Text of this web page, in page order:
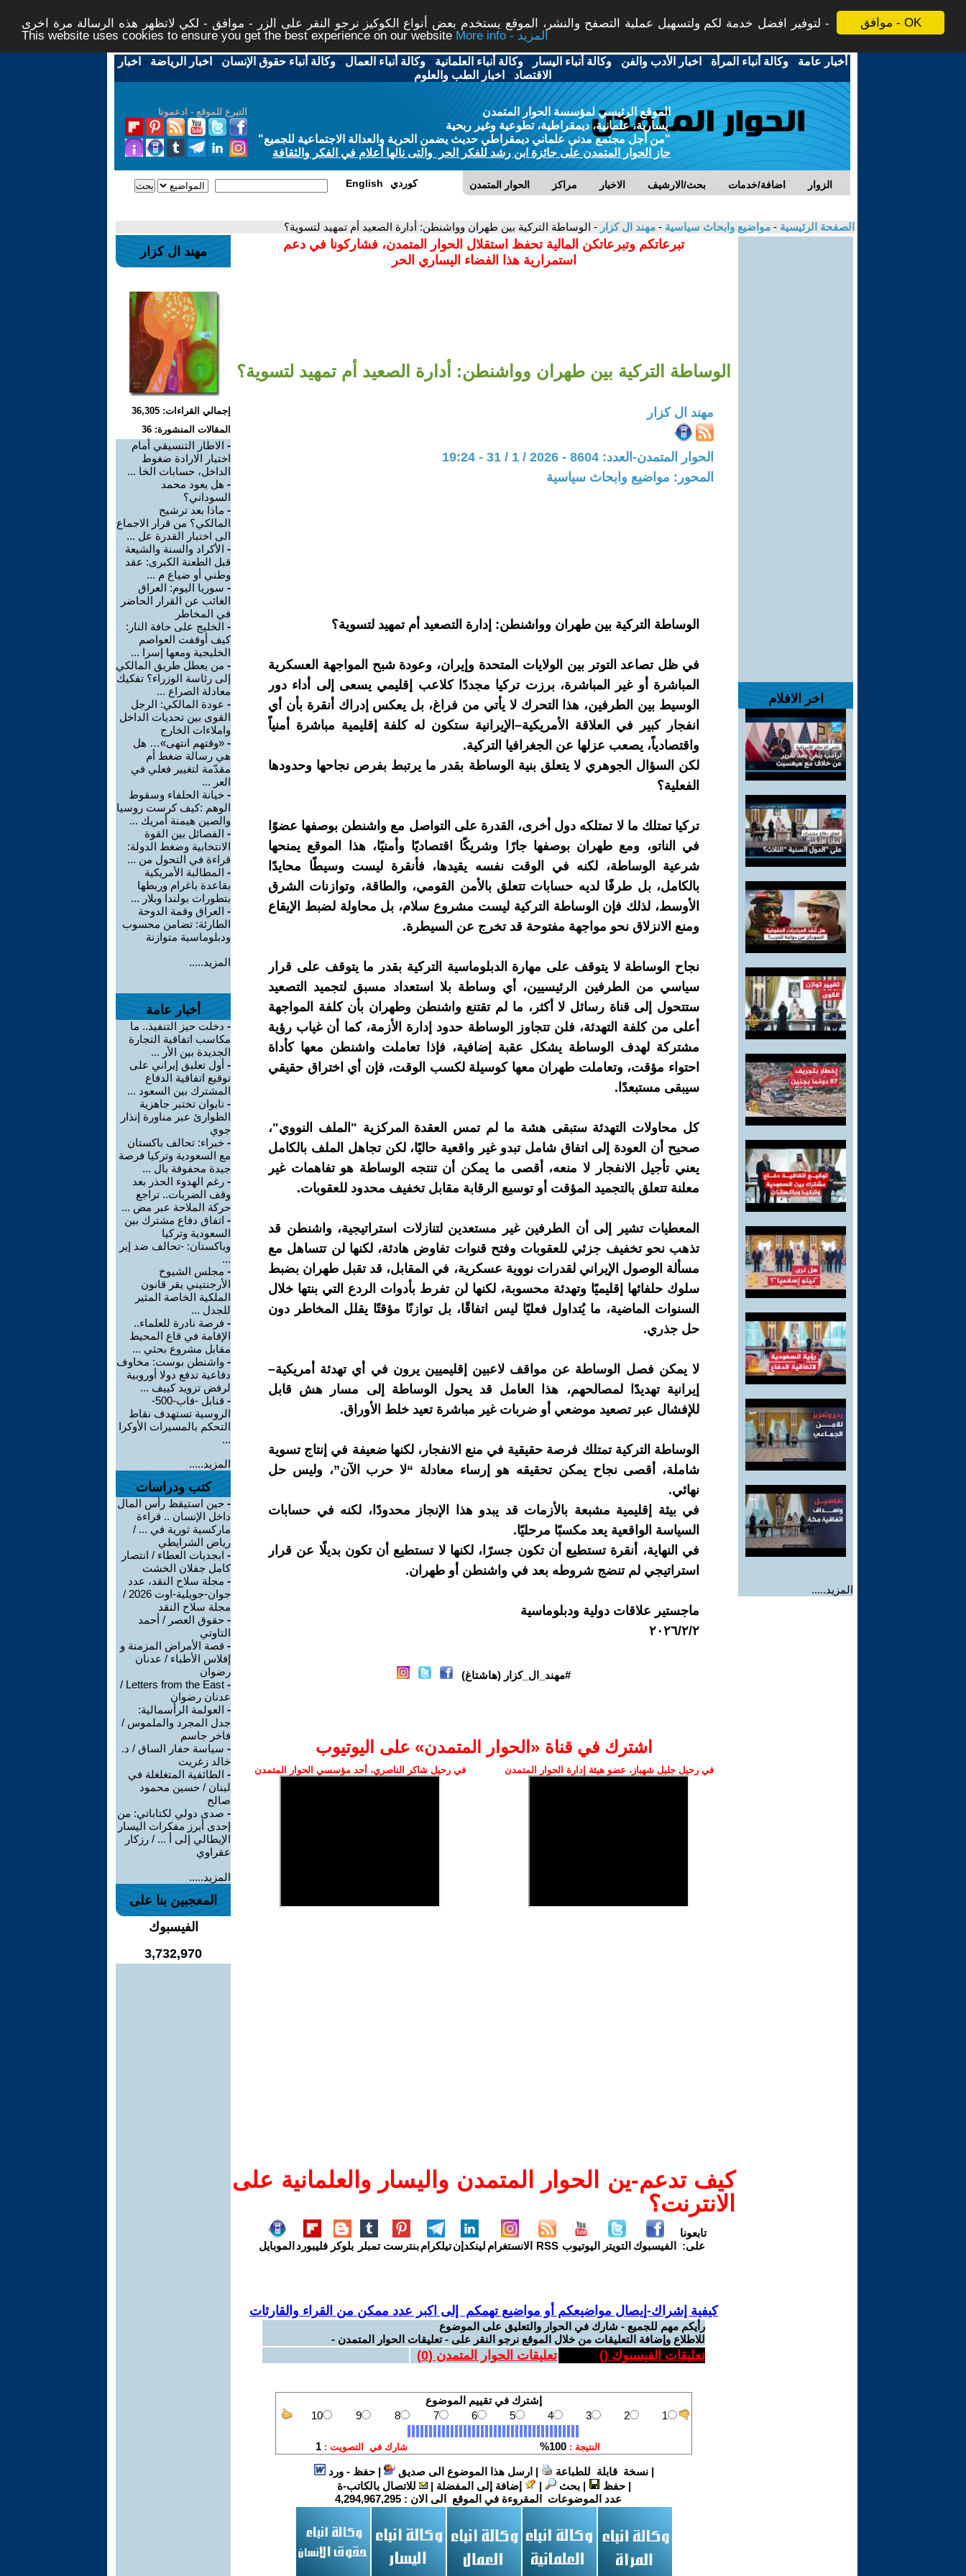
موافق - OK
لتوفير افضل خدمة لكم ولتسهيل عملية التصفح والنشر، الموقع يستخدم بعض أنواع الكوكيز نرجو النقر على الزر - موافق - لكي لاتظهر هذه الرسالة مرة اخرى -
This website uses cookies to ensure you get the best experience on our website
More info - المزيد
أخبار عامة -وكالة أنباء المرأة - اخبار الأدب والفن -وكالة أنباء اليسار -وكالة أنباء العلمانية -وكالة أنباء العمال -وكالة أنباء حقوق الإنسان - اخبار الرياضة - اخبار
الاقتصاد - اخبار الطب والعلوم
التبرع للموقع - ادعمونا
الموقع الرئيسي لمؤسسة الحوار المتمدن
يسارية، علمانية، ديمقراطية، تطوعية وغير ربحية
"من أجل مجتمع مدني علماني ديمقراطي حديث يضمن الحرية والعدالة الاجتماعية للجميع"
حاز الحوار المتمدن على جائزة ابن رشد للفكر الحر والتى نالها أعلام في الفكر والثقافة
الحوار المتمدن مراكز الاخبار بحث/الارشيف اضافة/خدمات الزوار English كوردي
الصفحة الرئيسية - مواضيع وابحاث سياسية - مهند ال كزار - الوساطة التركية بين طهران وواشنطن: أدارة الصعيد أم تمهيد لتسوية؟
اخر الافلام
المزيد.....
تبرعاتكم وتبرعاتكن المالية تحفظ استقلال الحوار المتمدن، فشاركونا في دعم
استمرارية هذا الفضاء اليساري الحر
الوساطة التركية بين طهران وواشنطن: أدارة الصعيد أم تمهيد لتسوية؟
مهند ال كزار
الحوار المتمدن-العدد: 8604 - 2026 / 1 / 31 - 19:24
المحور: مواضيع وابحاث سياسية
الوساطة التركية بين طهران وواشنطن: إدارة التصعيد أم تمهيد لتسوية؟
في ظل تصاعد التوتر بين الولايات المتحدة وإيران، وعودة شبح المواجهة العسكرية
المباشرة أو غير المباشرة، برزت تركيا مجددًا كلاعب إقليمي يسعى إلى أداء دور
الوسيط بين الطرفين، هذا التحرك لا يأتي من فراغ، بل يعكس إدراك أنقرة بأن أي
انفجار كبير في العلاقة الأمريكية–الإيرانية ستكون له كلفة إقليمية مباشرة أمنياً
واقتصادياً، يصعب عزلها عن الجغرافيا التركية.
لكن السؤال الجوهري لا يتعلق بنية الوساطة بقدر ما يرتبط بفرص نجاحها وحدودها
الفعلية؟
تركيا تمتلك ما لا تمتلكه دول أخرى، القدرة على التواصل مع واشنطن بوصفها عضوًا
في الناتو، ومع طهران بوصفها جارًا وشريكًا اقتصاديًا وأمنيًا، هذا الموقع يمنحها
شرعية الوساطة، لكنه في الوقت نفسه يقيدها، فأنقرة ليست وسيطًا محايدًا
بالكامل، بل طرفًا لديه حسابات تتعلق بالأمن القومي، والطاقة، وتوازنات الشرق
الأوسط، لذلك فإن الوساطة التركية ليست مشروع سلام، بل محاولة لضبط الإيقاع
ومنع الانزلاق نحو مواجهة مفتوحة قد تخرج عن السيطرة.
نجاح الوساطة لا يتوقف على مهارة الدبلوماسية التركية بقدر ما يتوقف على قرار
سياسي من الطرفين الرئيسيين، أي وساطة بلا استعداد مسبق لتجميد التصعيد
ستتحول إلى قناة رسائل لا أكثر، ما لم تقتنع واشنطن وطهران بأن كلفة المواجهة
أعلى من كلفة التهدئة، فلن تتجاوز الوساطة حدود إدارة الأزمة، كما أن غياب رؤية
مشتركة لهدف الوساطة يشكل عقبة إضافية، فإذا تعاملت واشنطن معها كأداة
احتواء مؤقت، وتعاملت طهران معها كوسيلة لكسب الوقت، فإن أي اختراق حقيقي
سيبقى مستبعدًا.
كل محاولات التهدئة ستبقى هشة ما لم تمس العقدة المركزية "الملف النووي"،
صحيح أن العودة إلى اتفاق شامل تبدو غير واقعية حاليًا، لكن تجاهل الملف بالكامل
يعني تأجيل الانفجار لا منعه، أقصى ما يمكن أن تنتجه الوساطة هو تفاهمات غير
معلنة تتعلق بالتجميد المؤقت أو توسيع الرقابة مقابل تخفيف محدود للعقوبات.
المعطيات تشير إلى أن الطرفين غير مستعدين لتنازلات استراتيجية، واشنطن قد
تذهب نحو تخفيف جزئي للعقوبات وفتح قنوات تفاوض هادئة، لكنها لن تتساهل مع
مسألة الوصول الإيراني لقدرات نووية عسكرية، في المقابل، قد تقبل طهران بضبط
سلوك حلفائها إقليميًا وتهدئة محسوبة، لكنها لن تفرط بأدوات الردع التي بنتها خلال
السنوات الماضية، ما يُتداول فعليًا ليس اتفاقًا، بل توازنًا مؤقتًا يقلل المخاطر دون
حل جذري.
لا يمكن فصل الوساطة عن مواقف لاعبين إقليميين يرون في أي تهدئة أمريكية–
إيرانية تهديدًا لمصالحهم، هذا العامل قد يحول الوساطة إلى مسار هش قابل
للإفشال عبر تصعيد موضعي أو ضربات غير مباشرة تعيد خلط الأوراق.
الوساطة التركية تمتلك فرصة حقيقية في منع الانفجار، لكنها ضعيفة في إنتاج تسوية
شاملة، أقصى نجاح يمكن تحقيقه هو إرساء معادلة “لا حرب الآن”، وليس حل
نهائي.
في بيئة إقليمية مشبعة بالأزمات قد يبدو هذا الإنجاز محدودًا، لكنه في حسابات
السياسة الواقعية يعد مكسبًا مرحليًا.
في النهاية، أنقرة تستطيع أن تكون جسرًا، لكنها لا تستطيع أن تكون بديلًا عن قرار
استراتيجي لم تنضج شروطه بعد في واشنطن أو طهران.
ماجستير علاقات دولية ودبلوماسية
٢٠٢٦/٢/٢
#مهند_ال_كزار (هاشتاغ)
اشترك في قناة ‫«الحوار المتمدن» على اليوتيوب
في رحيل جليل شهباز، عضو هيئة إدارة الحوار المتمدن في رحيل شاكر الناصري، أحد مؤسسي الحوار المتمدن
كيف تدعم-ين الحوار المتمدن واليسار والعلمانية على
الانترنت؟
تابعونا
على:
الفيسبوك التويتر اليوتيوب RSS الانستغرام لينكدإنتيلكرامبنترست تمبلر بلوكر فليبورد الموبايل
كيفية إشراك-إيصال مواضيعكم أو مواضيع تهمكم إلى اكبر عدد ممكن من القراء والقارئات
رأيكم مهم للجميع - شارك في الحوار والتعليق على الموضوع
للاطلاع وإضافة التعليقات من خلال الموقع نرجو النقر على - تعليقات الحوار المتمدن -
تعليقات الفيسبوك () تعليقات الحوار المتمدن (0
)
|نسخة قابلة للطباعة | ارسل هذا الموضوع الى صديق |حفظ - ورد
|حفظ |بحث | إضافة إلى المفضلة |
للاتصال بالكاتب-ة
عدد الموضوعات المقروءة في الموقع الى الان :4,294,967,295
مهند ال كزار
إجمالي القراءات: 36,305
المقالات المنشورة: 36
- الاطار التنسيقي أمام
اختبار الارادة ضغوط
الداخل، حسابات الخا ...
- هل يعود محمد
السوداني؟
- ماذا بعد ترشيح
المالكي؟ من قرار الاجماع
الى اختبار القدرة عل ...
- الأكراد والسنة والشيعة
قبل الطعنة الكبرى: عقد
وطني أو ضياع م ...
- سوريا اليوم: العراق
الغائب عن القرار الحاضر
في المخاطر
- الخليج على حافة النار:
كيف أوقفت العواصم
الخليجية ومعها إسرا ...
- من يعطل طريق المالكي
إلى رئاسة الوزراء؟ تفكيك
معادلة الصراع ...
- عودة المالكي: الرجل
القوى بين تحديات الداخل
واملاءات الخارج
- «وقتهم انتهى»… هل
هي رسالة ضغط أم
مقدّمة لتغيير فعلي في
العر ...
- خيانة الحلفاء وسقوط
الوهم :كيف كرست روسيا
والصين هيمنة أمريك ...
- الفصائل بين القوة
الانتخابية وضغط الدولة:
قراءة في التحول من ...
- المطالبة الأمريكية
بقاعدة باغرام وربطها
بتطورات بولندا وبلار ...
- العراق وقمة الدوحة
الطارئة: تضامن محسوب
ودبلوماسية متوازنة
المزيد.....
أخبار عامة
- دخلت حيز التنفيذ.. ما
مكاسب اتفاقية التجارة
الجديدة بين الأر ...
- أول تعليق إيراني على
توقيع اتفاقية الدفاع
المشترك بين السعود ...
- تايوان تختبر جاهزية
الطوارئ عبر مناورة إنذار
جوي
- خبراء: تحالف باكستان
مع السعودية وتركيا فرصة
جيدة محفوفة بال ...
- رغم الهدوء الحذر بعد
وقف الضربات.. تراجع
حركة الملاحة عبر مض ...
- اتفاق دفاع مشترك بين
السعودية وتركيا
وباكستان: -تحالف ضد إير
...
- مجلس الشيوخ
الأرجنتيني يقر قانون
الملكية الخاصة المثير
للجدل ...
- فرصة نادرة للعلماء..
الإقامة في قاع المحيط
مقابل مشروع بحثي ...
- واشنطن بوست: مخاوف
دفاعية تدفع دولا أوروبية
لرفض تزويد كييف ...
-
قنابل -فاب-500-
الروسية تستهدف نقاط
التحكم بالمسيرات الأوكرا
...
المزيد.....
كتب ودراسات
- حين استيقظ رأس المال
داخل الإنسان .. قراءة
ماركسية ثورية في ... /
رياض الشرايطي
- ابجديات العطاء / انتصار
كامل جفلان الخشت
- مجلة سلاح النقد، عدد
جوان-جويلية-اوت 2026 /
مجلة سلاح النقد
- حقوق العصر / أحمد
التاوتي
- قصة الأمراض المزمنة و
إفلاس الأطباء / عدنان
رضوان
-
Letters from the East /
عدنان رضوان
- العولمة الرأسمالية:
جدل المجرد والملموس /
فاخر جاسم
- سياسة حفار الساق / د.
خالد زغريت
- الطائفية المتغلغلة في
لبنان / حسين محمود
صالح
- صدى دولي لكتاباتي: من
إحدى أبرز مفكرات اليسار
الإيطالي إلى أ ... / رزكار
عقراوي
المزيد.....
المعجبين بنا على
الفيسبوك
3,732,970